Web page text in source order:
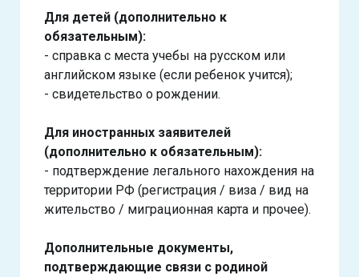
Для детей (дополнительно к
обязательным):
- справка с места учебы на русском или
английском языке (если ребенок учится);
- свидетельство о рождении.
Для иностранных заявителей
(дополнительно к обязательным):
- подтверждение легального нахождения на
территории РФ (регистрация / виза / вид на
жительство / миграционная карта и прочее).
Дополнительные документы,
подтверждающие связи с родиной